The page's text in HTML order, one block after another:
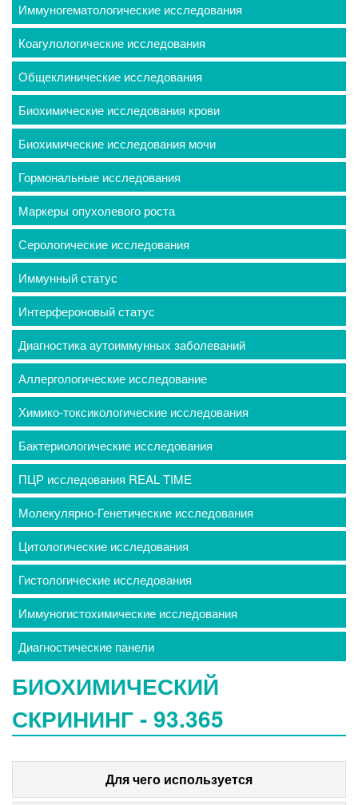
Иммуногематологические исследования
Коагулологические исследования
Общеклинические исследования
Биохимические исследования крови
Биохимические исследования мочи
Гормональные исследования
Маркеры опухолевого роста
Серологические исследования
Иммунный статус
Интерфероновый статус
Диагностика аутоиммунных заболеваний
Аллергологические исследование
Химико-токсикологические исследования
Бактериологические исследования
ПЦР исследования REAL TIME
Молекулярно-Генетические исследования
Цитологические исследования
Гистологические исследования
Иммуногистохимические исследования
Диагностические панели
БИОХИМИЧЕСКИЙ
СКРИНИНГ - 93.365
Для чего используется